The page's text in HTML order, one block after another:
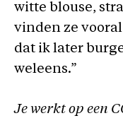
witte blouse,
vinden ze
dat ik later
weleens.”
Je werkt op een